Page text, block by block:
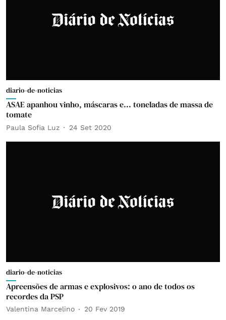
diario-de-noticias
ASAE apanhou vinho, máscaras e... toneladas de massa de
tomate
Paula Sofia Luz 24 Set 2020
diario-de-noticias
Apreensões de armas e explosivos: o ano de todos os
recordes da PSP
Valentina Marcelino 20 Fev 2019